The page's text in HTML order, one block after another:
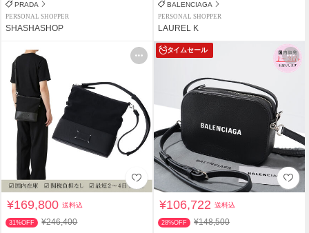
PRADA
PERSONAL SHOPPER
SHASHASHOP
BALENCIAGA
PERSONAL SHOPPER
LAUREL K
¥169,800送料込
31%OFF ¥246,400
タイムセール
¥106,722送料込
28%OFF ¥148,500